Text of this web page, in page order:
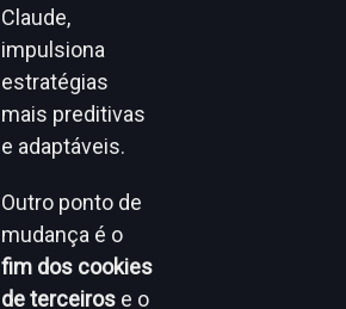
Claude,
impulsiona
estratégias
mais preditivas
e adaptáveis.
Outro ponto de
mudança é o
fim dos cookies
de terceiros e o